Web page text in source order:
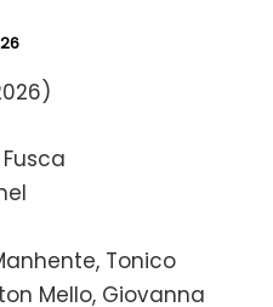
Tonico
Mello, Giovanna